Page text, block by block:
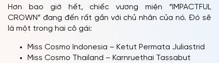
Hơn bao giờ hết, chiếc vương miện “IMPACTFUL
CROWN” đang đến rất gần với chủ nhân của nó. Đó sẽ
là một trong hai cô gái:
Miss Cosmo Indonesia – Ketut Permata Juliastrid
Miss Cosmo Thailand – Karnruethai Tassabut